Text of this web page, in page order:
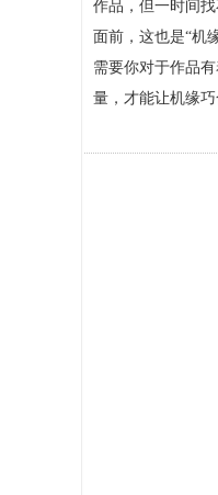
作品，但一时间
面前，这也是“机
需要你对于作品
量，才能让机缘巧